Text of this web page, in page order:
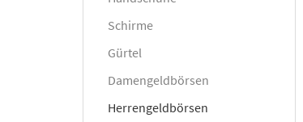
Schirme
Gürtel
Damengeldbörsen
Herrengeldbörsen